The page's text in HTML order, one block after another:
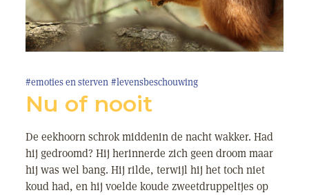
#emoties en sterven #levensbeschouwing
Nu of nooit
De eekhoorn schrok middenin de nacht wakker. Had
hij gedroomd? Hij herinnerde zich geen droom maar
hij was wel bang. Hij rilde, terwijl hij het toch niet
koud had, en hij voelde koude zweetdruppeltjes op